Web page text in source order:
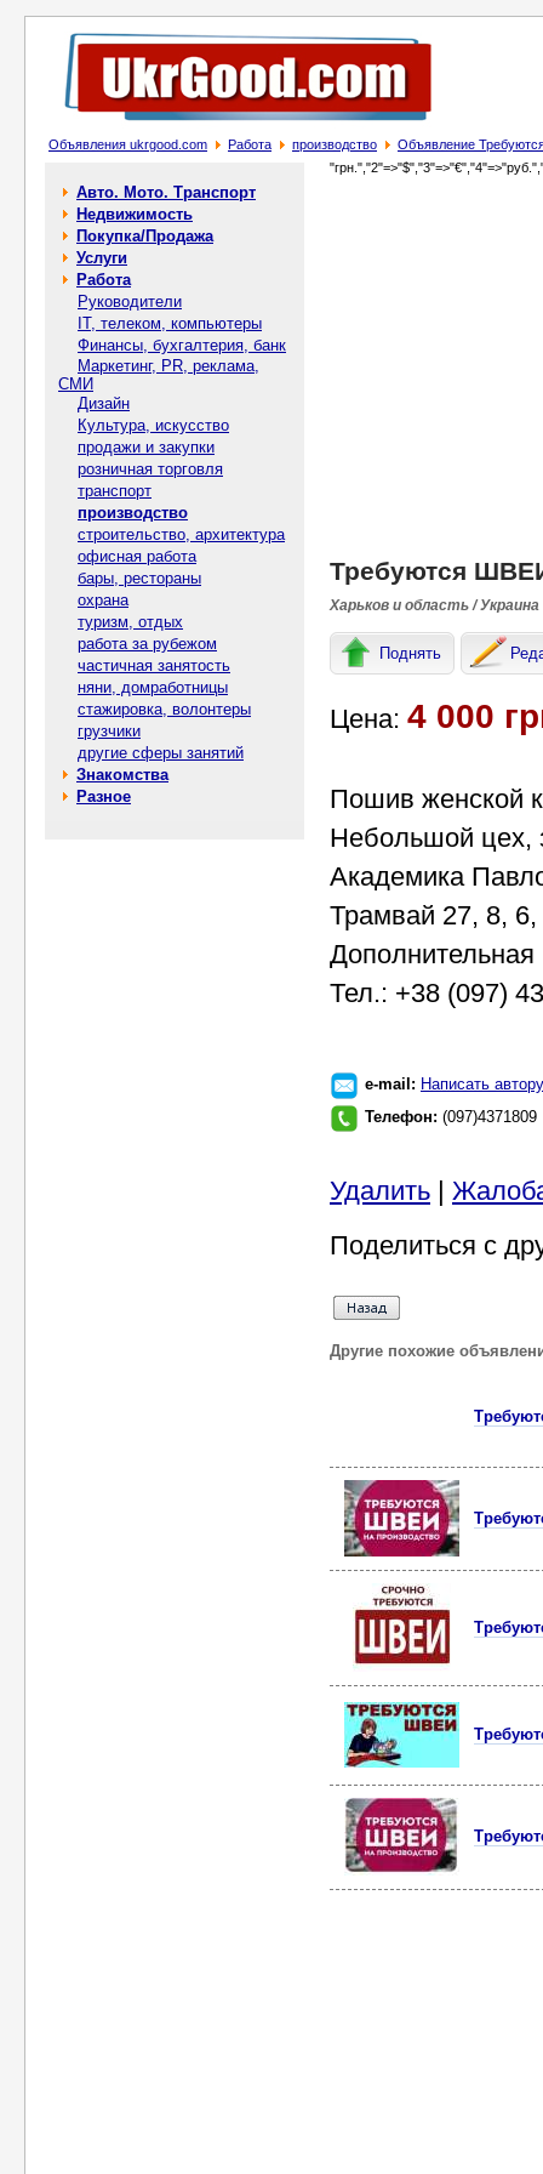
Объявления ukrgood.com Работа производство Объявление
Авто. Мото. Транспорт
Недвижимость
Покупка/Продажа
Услуги
Работа
Руководители
IT, телеком, компьютеры
Финансы, бухгалтерия, банк
Маркетинг, PR, реклама,
СМИ
Дизайн
Культура, искусство
продажи и закупки
розничная торговля
транспорт
производство
строительство, архитектура
офисная работа
бары, рестораны
охрана
туризм, отдых
работа за рубежом
частичная занятость
няни, домработницы
стажировка, волонтеры
грузчики
другие сферы занятий
Знакомства
Разное
Требуются
Харьков и область / Украина
Поднять
Цена: 4 000
Пошив женской
Небольшой цех,
Академика
Трамвай 27, 8,
Тел.: +38 (097)
e-mail: Написать автору
Телефон: (097)4371809
Удалить |
Поделиться с
Другие похожие